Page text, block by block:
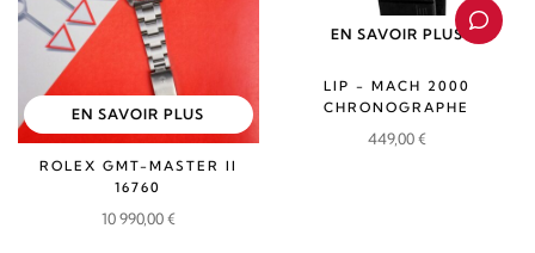
EN SAVOIR PLUS
ROLEX GMT-MASTER II
16760
10 990,00€
EN SAVOIR PLUS
LIP - MACH 2000
CHRONOGRAPHE
449,00€